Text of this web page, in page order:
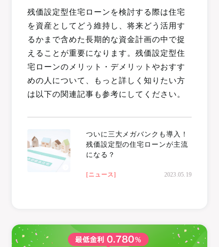
残価設定型住宅ローンを検討する際は住宅
を資産としてどう維持し、将来どう活用す
るかまで含めた長期的な資金計画の中で捉
えることが重要になります。残価設定型住
宅ローンのメリット・デメリットやおすす
めの人について、もっと詳しく知りたい方
は以下の関連記事も参考にしてください。
ついに三大メガバンクも導入！
残価設定型の住宅ローンが主流
になる？
[ニュース] 2023.05.19